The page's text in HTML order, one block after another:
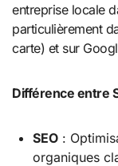
entreprise locale
particulièrement
carte) et sur
Différence entre
SEO:
organiques